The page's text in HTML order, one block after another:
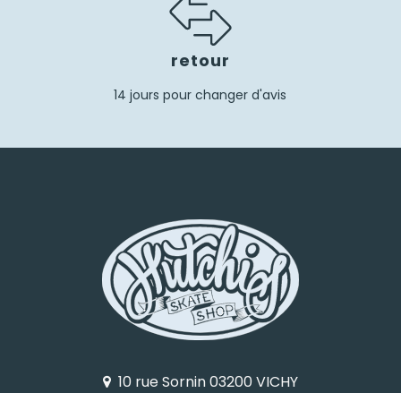
retour
14 jours pour changer d'avis
10 rue Sornin 03200 VICHY